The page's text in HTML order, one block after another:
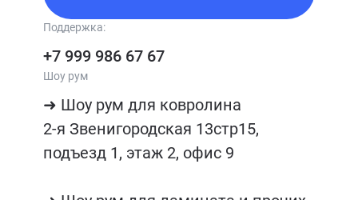
Поддержка:
+7 999 986 67 67
Шоу рум
➜ Шоу рум для ковролина
2-я Звенигородская 13стр15,
подъезд 1, этаж 2, офис 9